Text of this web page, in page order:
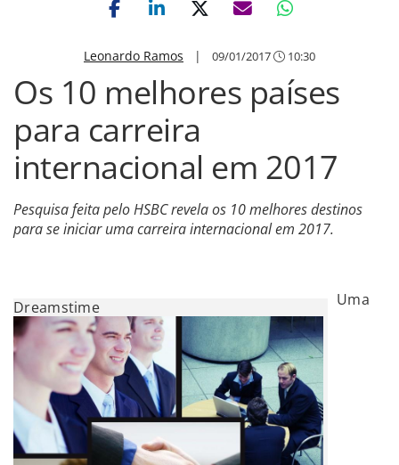
Leonardo Ramos | 09/01/2017 10:30
Os 10 melhores países
para carreira
internacional em 2017
Pesquisa feita pelo HSBC revela os 10 melhores destinos
para se iniciar uma carreira internacional em 2017.
Dreamstime Uma